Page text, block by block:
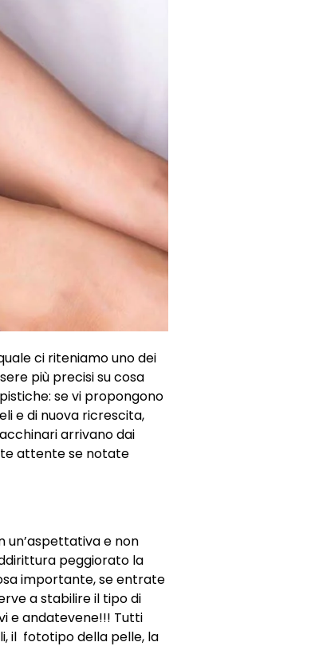
ci riteniamo uno dei
più precisi su cosa
se vi propongono
e di nuova ricrescita,
arrivano dai
attente se notate
un’aspettativa e non
peggiorato la
importante, se entrate
a stabilire il tipo di
e andatevene!!! Tutti
il fototipo della pelle, la